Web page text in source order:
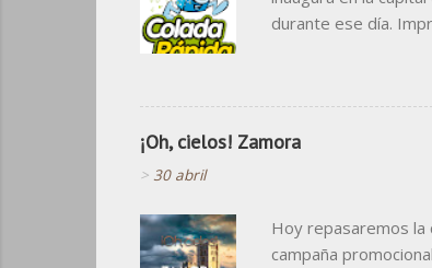
durante ese día.
el principio, cosa
colorista y de estilo
¡Oh, cielos! Zamora
> 30 abril
Hoy repasaremos la
campaña